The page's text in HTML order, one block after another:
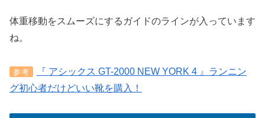
体重移動をスムーズにするガイドのラインが入っています
ね。
参考
『 アシックス GT-2000 NEW YORK 4 』ランニン
グ初心者だけどいい靴を購入！